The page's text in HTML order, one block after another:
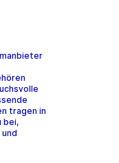
tragen in
bei,